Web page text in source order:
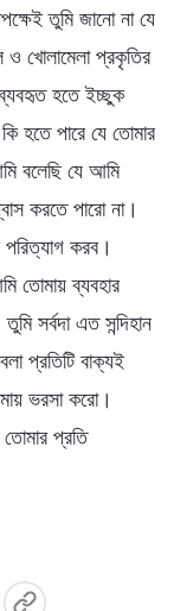
তুমি জানো না যে
খোলামেলা প্রকৃতির
ব্যবহৃত হতে ইচ্ছুক
হতে পারে যে তোমার
বলেছি যে আমি
করতে পারো না।
করব।
তোমায় ব্যবহার
সর্বদা এত সন্দিহান
প্রতিটি বাক্যই
ভরসা করো।
প্রতি